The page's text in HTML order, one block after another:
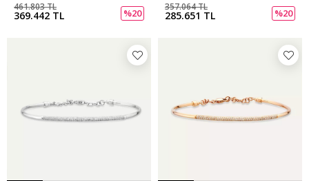
369.442 TL
461.803 TL
%20 285.651 TL
357.064 TL
%20